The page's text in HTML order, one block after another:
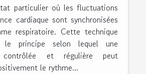
particulier où les fluctuations
cardiaque sont synchronisées
respiratoire. Cette technique
le principe selon lequel une
contrôlée et régulière peut
le rythme...